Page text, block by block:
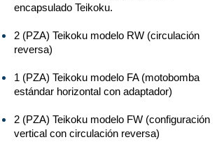
encapsulado Teikoku.
2 (PZA) Teikoku modelo RW (circulación
reversa)
1 (PZA) Teikoku modelo FA (motobomba
estándar horizontal con adaptador)
2 (PZA) Teikoku modelo FW (configuración
vertical con circulación reversa)